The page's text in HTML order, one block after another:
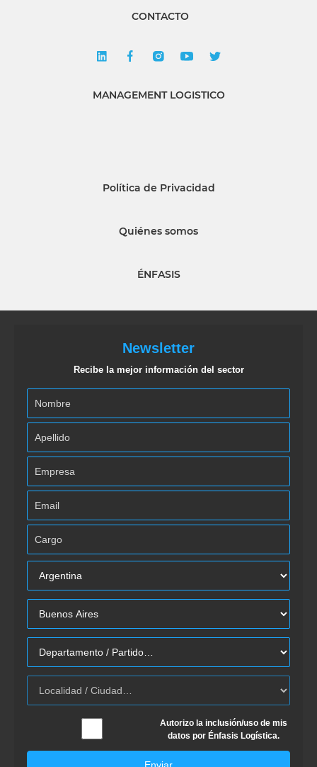
CONTACTO
MANAGEMENT LOGISTICO
Política de Privacidad
Quiénes somos
ÉNFASIS
Newsletter
Recibe la mejor información del sector
Autorizo la inclusión/uso de mis
datos por Énfasis Logística.